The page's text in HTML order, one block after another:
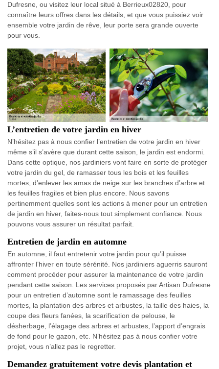
Dufresne, ou visitez leur local situé à Berrieux02820, pour
connaître leurs offres dans les détails, et que vous puissiez voir
ensemble votre jardin de rêve, leur porte sera grande ouverte
pour vous.
L’entretien de votre jardin en hiver
N’hésitez pas à nous confier l’entretien de votre jardin en hiver
même s’il s’avère que durant cette saison, le jardin est endormi.
Dans cette optique, nos jardiniers vont faire en sorte de protéger
votre jardin du gel, de ramasser tous les bois et les feuilles
mortes, d’enlever les amas de neige sur les branches d’arbre et
les feuilles fragiles et bien plus encore. Nous savons
pertinemment quelles sont les actions à mener pour un entretien
de jardin en hiver, faites-nous tout simplement confiance. Nous
pouvons vous assurer un résultat parfait.
Entretien de jardin en automne
En automne, il faut entretenir votre jardin pour qu’il puisse
affronter l’hiver en toute sérénité. Nos jardiniers aguerris sauront
comment procéder pour assurer la maintenance de votre jardin
pendant cette saison. Les services proposés par Artisan Dufresne
pour un entretien d’automne sont le ramassage des feuilles
mortes, la plantation des arbres et arbustes, la taille des haies, la
coupe des fleurs fanées, la scarification de pelouse, le
désherbage, l’élagage des arbres et arbustes, l’apport d’engrais
de fond pour le gazon, etc. N’hésitez pas à nous confier votre
projet, vous n’allez pas le regretter.
Demandez gratuitement votre devis plantation et